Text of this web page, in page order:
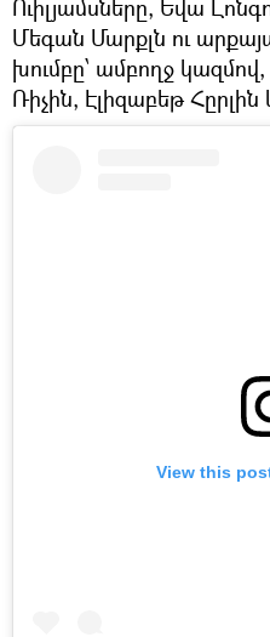
Ուիլյամսները, Եվա
Մեգան Մարքլն ու
խումբը՝ ամբողջ
Ռիչին, Էլիզաբեթ Հըրլին
View this